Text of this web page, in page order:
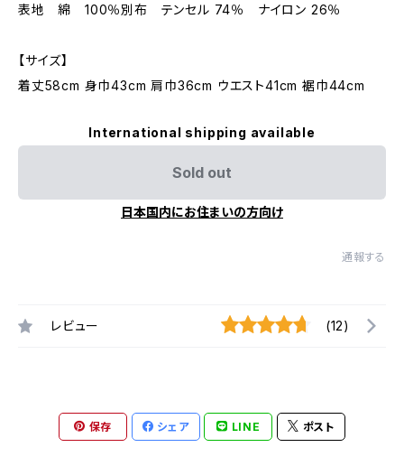
表地 綿 100％別布 テンセル 74％ ナイロン 26％
【サイズ】
着丈58cm 身巾43cm 肩巾36cm ウエスト41cm 裾巾44cm
International shipping available
Sold out
日本国内にお住まいの方向け
通報する
レビュー (12)
保存 シェア LINE ポスト